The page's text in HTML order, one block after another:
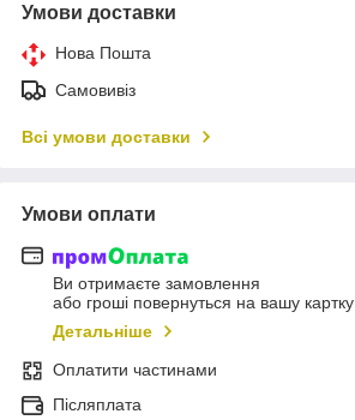
Умови доставки
Нова Пошта
Самовивіз
Всі умови доставки
Умови оплати
Ви отримаєте замовлення
або гроші повернуться на вашу картку
Детальніше
Оплатити частинами
Післяплата